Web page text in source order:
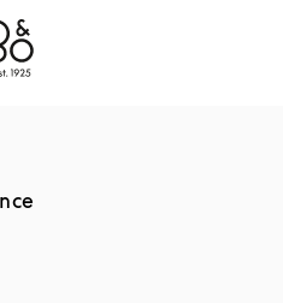
- Exist to Create